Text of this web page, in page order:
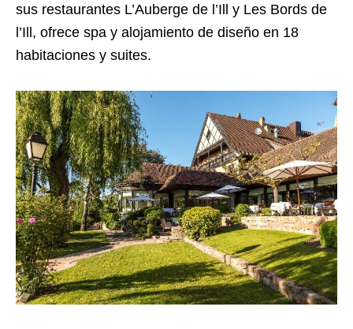
sus restaurantes L’Auberge de l’Ill y Les Bords de
l’Ill, ofrece spa y alojamiento de diseño en 18
habitaciones y suites.